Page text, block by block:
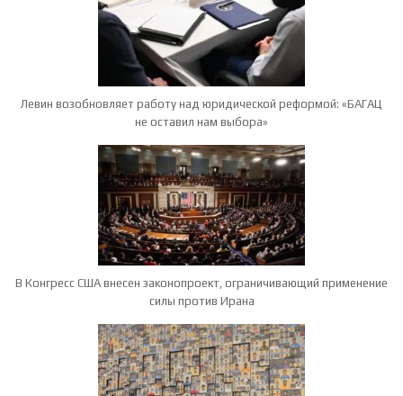
Левин возобновляет работу над юридической реформой: «БАГАЦ
не оставил нам выбора»
В Конгресс США внесен законопроект, ограничивающий применение
силы против Ирана